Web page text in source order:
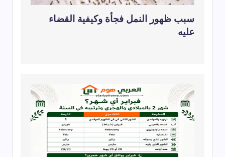
سبب ظهور النمل فجأة وكيفية القضاء
عليه